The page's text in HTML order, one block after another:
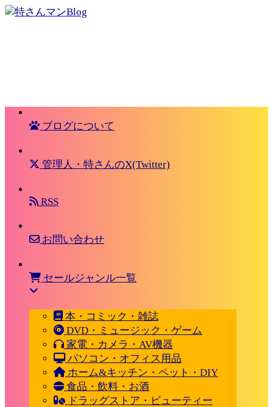
ブログについて
管理人・特さんのX(Twitter)
RSS
お問い合わせ
セールジャンル一覧
本・コミック・雑誌
DVD・ミュージック・ゲーム
家電・カメラ・AV機器
パソコン・オフィス用品
ホーム&キッチン・ペット・DIY
食品・飲料・お酒
ドラッグストア・ビューティー